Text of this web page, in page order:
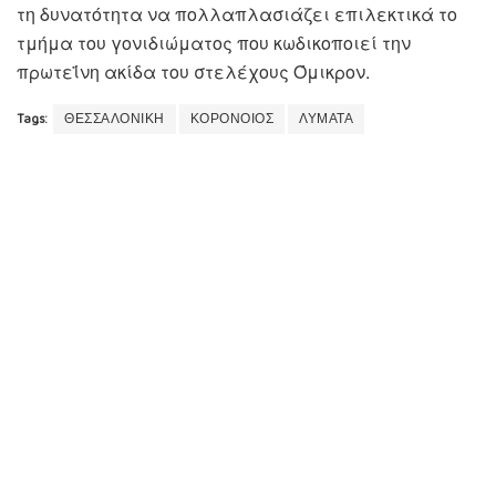
τη δυνατότητα να πολλαπλασιάζει επιλεκτικά το
τμήμα του γονιδιώματος που κωδικοποιεί την
πρωτεΐνη ακίδα του στελέχους Όμικρον.
Tags: ΘΕΣΣΑΛΟΝΙΚΗ ΚΟΡΟΝΟΙΟΣ ΛΥΜΑΤΑ